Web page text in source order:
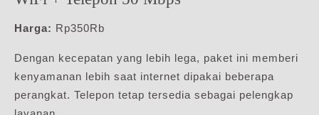
Harga: Rp350Rb
Dengan kecepatan yang lebih lega, paket ini memberi
kenyamanan lebih saat internet dipakai beberapa
perangkat. Telepon tetap tersedia sebagai pelengkap